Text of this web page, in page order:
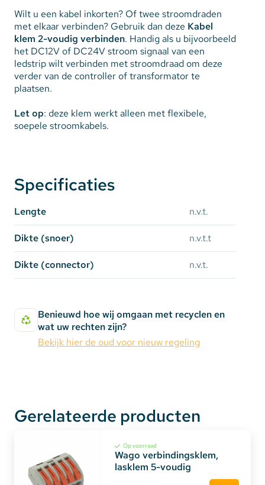
Wilt u een kabel inkorten? Of twee stroomdraden
met elkaar verbinden? Gebruik dan deze Kabel
klem 2-voudig verbinden. Handig als u bijvoorbeeld
het DC12V of DC24V stroom signaal van een
ledstrip wilt verbinden met stroomdraad om deze
verder van de controller of transformator te
plaatsen.
Let op: deze klem werkt alleen met flexibele,
soepele stroomkabels.
Specificaties
Lengte n.v.t.
Dikte (snoer) n.v.t.t
Dikte (connector) n.v.t.
Benieuwd hoe wij omgaan met recyclen en
wat uw rechten zijn?
Bekijk hier de oud voor nieuw regeling
Gerelateerde producten
Op voorraad
Wago verbindingsklem,
lasklem 5-voudig